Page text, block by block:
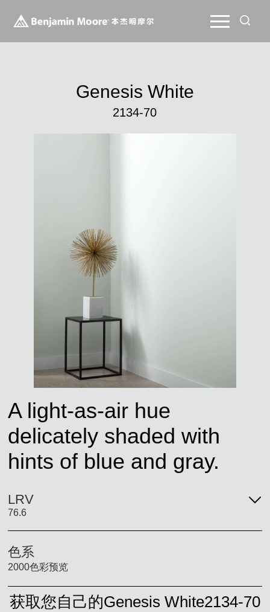
Genesis White
2134-70
A light-as-air hue
delicately shaded with
hints of blue and gray.
LRV
76.6
色系
2000色彩预览
获取您自己的Genesis White2134-70